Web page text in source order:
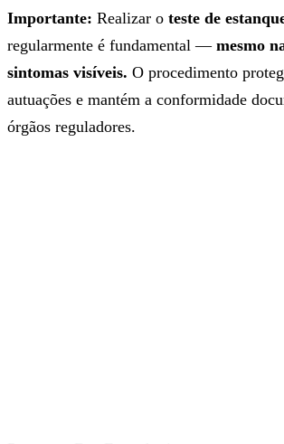
Importante: Realizar o teste de
regularmente é fundamental — mesmo
sintomas visíveis. O procedimento
autuações e mantém a conformidade
órgãos reguladores.